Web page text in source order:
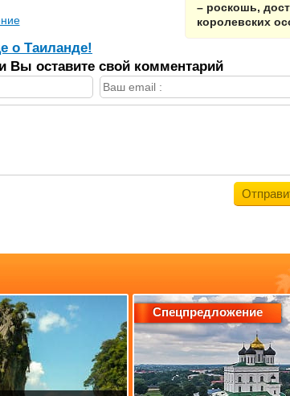
– роскошь,
королевских
о Таиланде!
Вы оставите свой комментарий
Спецпредложение